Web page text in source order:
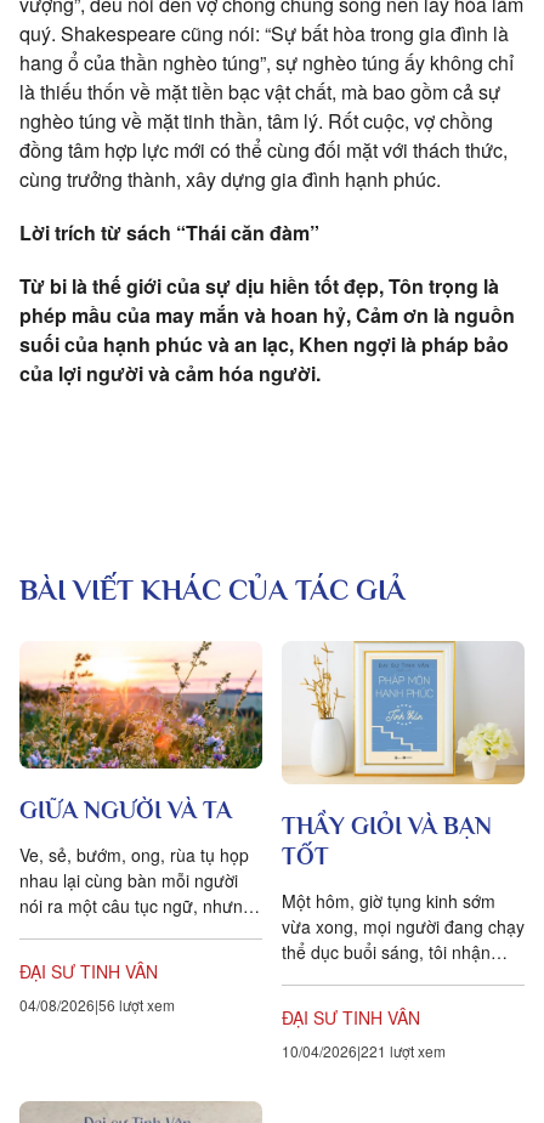
quý. Shakespeare cũng nói: “Sự bất hòa trong gia đình là
hang ổ của thần nghèo túng”, sự nghèo túng ấy không chỉ
là thiếu thốn về mặt tiền bạc vật chất, mà bao gồm cả sự
nghèo túng về mặt tinh thần, tâm lý. Rốt cuộc, vợ chồng
đồng tâm hợp lực mới có thể cùng đối mặt với thách thức,
cùng trưởng thành, xây dựng gia đình hạnh phúc.
Lời trích từ sách “Thái căn đàm”
Từ bi là thế giới của sự dịu hiền tốt đẹp, Tôn trọng là
phép mầu của may mắn và hoan hỷ, Cảm ơn là nguồn
suối của hạnh phúc và an lạc, Khen ngợi là pháp bảo
của lợi người và cảm hóa người.
BÀI VIẾT KHÁC CỦA TÁC GIẢ
GIỮA NGƯỜI VÀ TA
Ve, sẻ, bướm, ong, rùa tụ họp
nhau lại cùng bàn mỗi người
nói ra một câu tục ngữ, nhưng
ĐẠI SƯ TINH VÂN
04/08/2026 56 lượt xem
THẦY GIỎI VÀ BẠN
TỐT
Một hôm, giờ tụng kinh sớm
vừa xong, mọi người đang chạy
thể dục buổi sáng, tôi nhận
đi bộ trước mặt, với...
ĐẠI SƯ TINH VÂN
10/04/2026 221 lượt xem